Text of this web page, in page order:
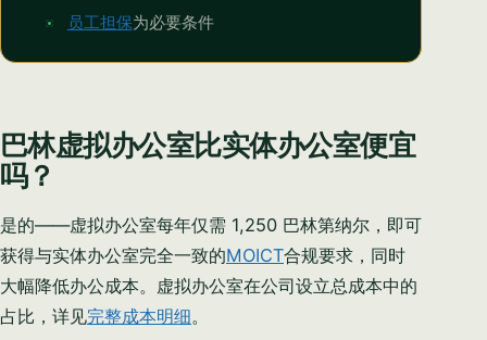
员工担保为必要条件
巴林虚拟办公室比实体办公室便宜
吗？
是的——虚拟办公室每年仅需 1,250 巴林第纳尔，即可
获得与实体办公室完全一致的MOICT合规要求，同时
大幅降低办公成本。虚拟办公室在公司设立总成本中的
占比，详见完整成本明细。